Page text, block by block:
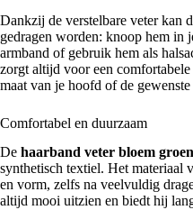
Dankzij de verstelbare veter kan
gedragen worden: knoop hem in
armband of gebruik hem als
zorgt altijd voor een
maat van je hoofd of de
Comfortabel en duurzaam
De haarband veter bloem groen
synthetisch textiel. Het materiaal
en vorm, zelfs na veelvuldig
altijd mooi uitzien en biedt hij